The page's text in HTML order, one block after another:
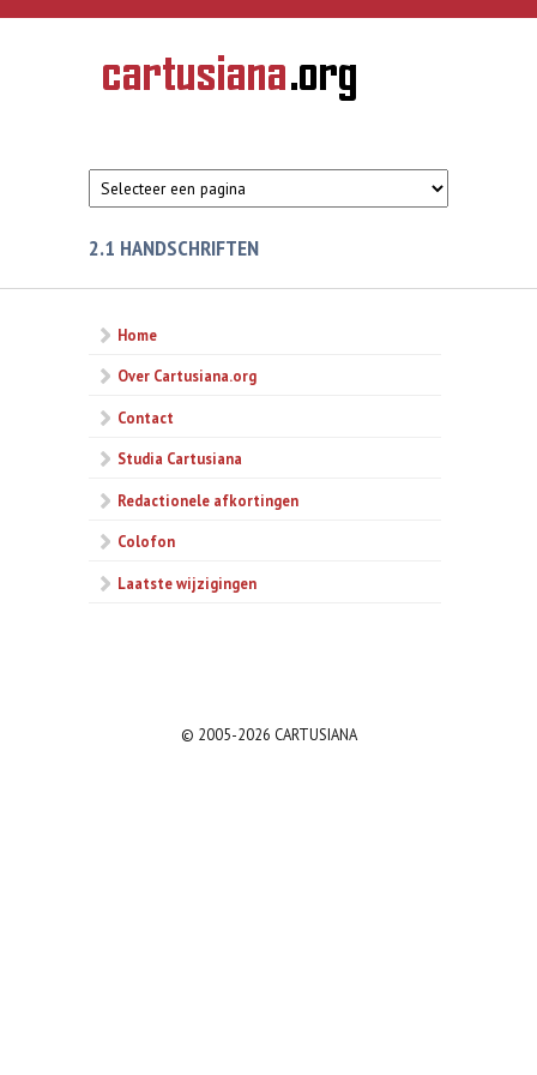
Overslaan en naar de inhoud gaan
CARTUSIANA
Geschiedenis
van de
2.1 HANDSCHRIFTEN
Home
Over Cartusiana.org
Contact
Studia Cartusiana
Redactionele afkortingen
Colofon
Laatste wijzigingen
© 2005-2026 CARTUSIANA